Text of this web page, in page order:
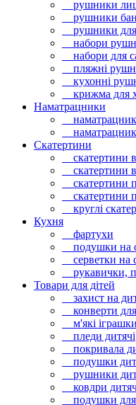
рушники
рушники
рушники для
набори
набори для
пляжні
кухонні
крижма для
Наматрацники
Скатертини
скатертини
скатертини
скатертини
скатертини
круглі
Кухня
фартухи
подушки на
серветки на
рукавички,
Товари для дітей
захист на
конверти
м'які
пледи дитячі
покривала
подушки
рушники
ковдри
подушки для